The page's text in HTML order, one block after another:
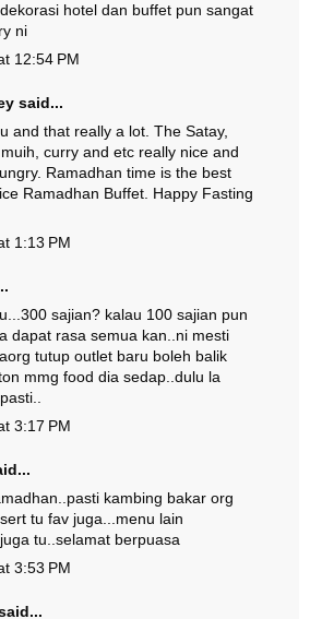
hotel dan buffet pun sangat
ni
12:54 PM
said...
and that really a lot. The Satay,
curry and etc really nice and
Ramadhan time is the best
Ramadhan Buffet. Happy Fasting
1:13 PM
sajian? kalau 100 sajian pun
dapat rasa semua kan..ni mesti
tutup outlet baru boleh balik
mmg food dia sedap..dulu la
3:17 PM
kambing bakar org
tu fav juga...menu lain
tu..selamat berpuasa
3:53 PM